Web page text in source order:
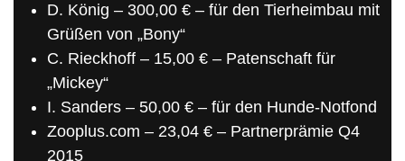
D. König – 300,00 € – für den Tierheimbau mit
Grüßen von „Bony“
C. Rieckhoff – 15,00 € – Patenschaft für
„Mickey“
I. Sanders – 50,00 € – für den Hunde-Notfond
Zooplus.com – 23,04 € – Partnerprämie Q4
2015